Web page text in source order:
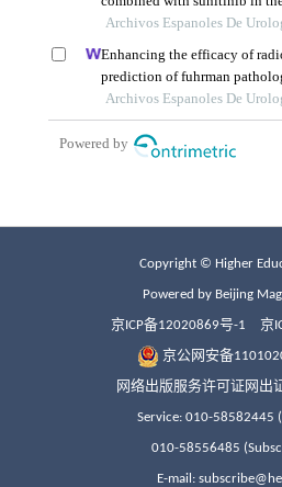
Copyright © Higher
Powered by Beijing
京ICP备12020869号-1 京
京公网安备
网络出版服务许可证网出
Service: 010-58582445
010-58556485
E-mail: